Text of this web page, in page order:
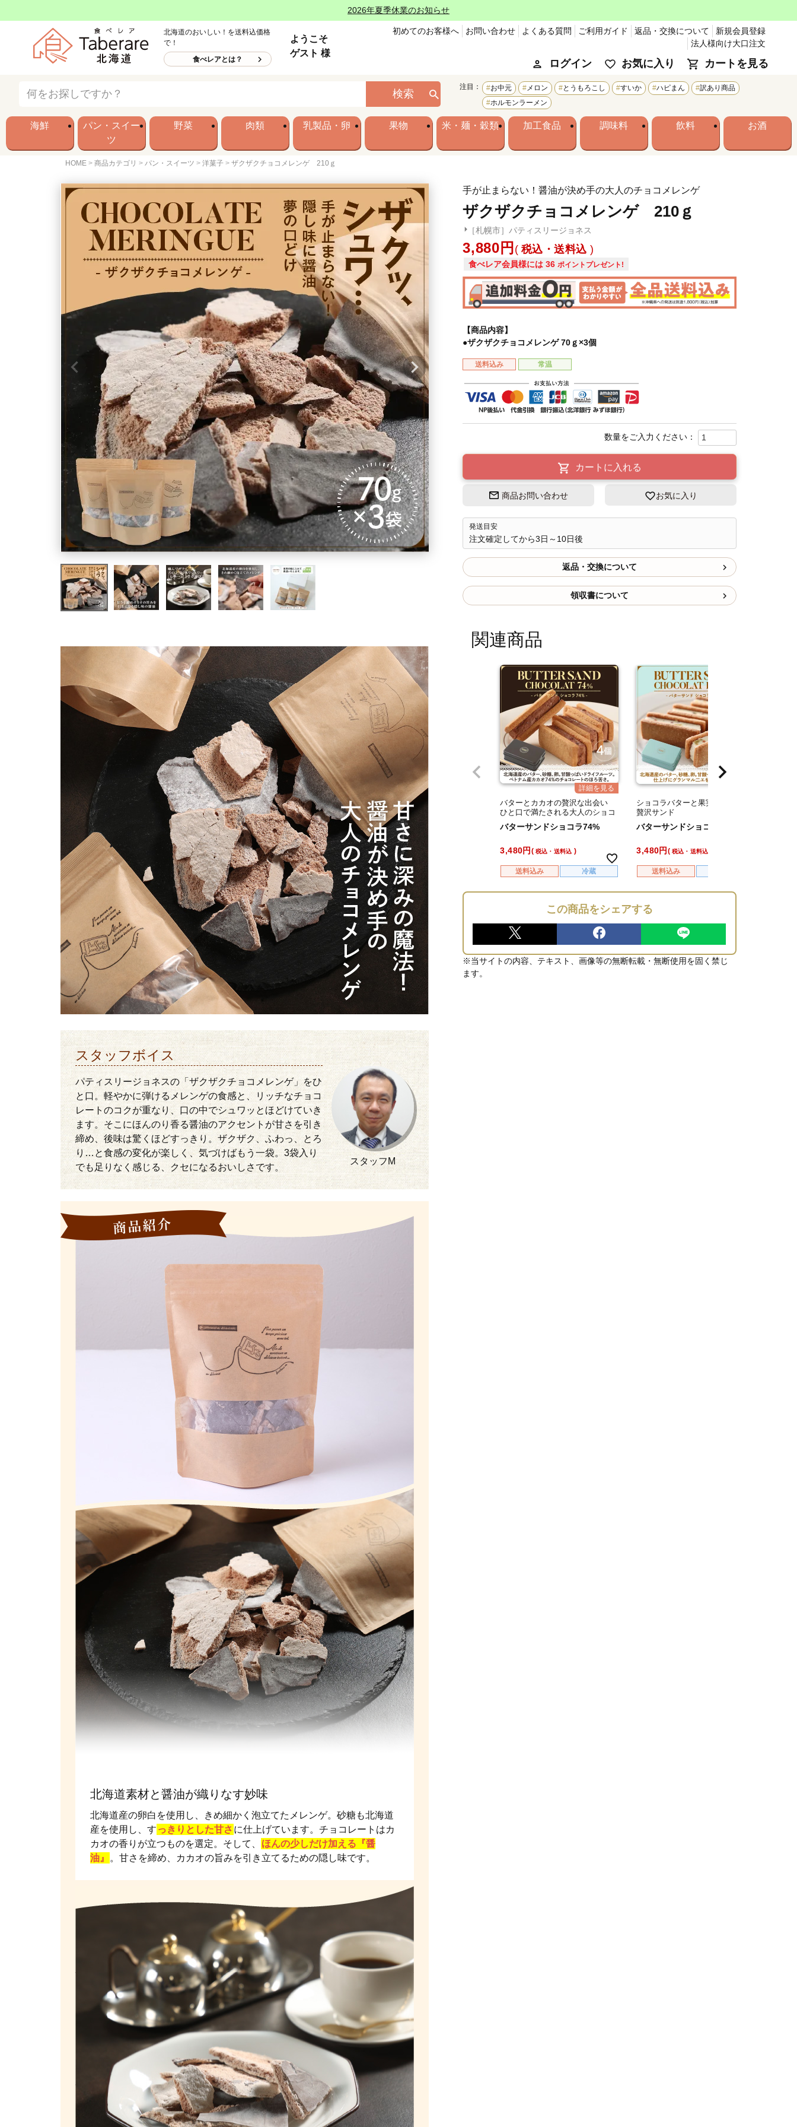
2026年夏季休業のお知らせ
北海道のおいしい！を送料込価格
で！
食べレアとは？
ようこそ
ゲスト 様
初めてのお客様へ お問い合わせ よくある質問 ご利用ガイド 返品・交換について
新規会員登録
法人様向け大口注文
ログイン お気に入り カートを見る
検索
注目： お中元 メロン とうもろこし すいか ハピまん
訳あり商品
ホルモンラーメン
海鮮
パン・スイー
ツ
野菜 肉類 乳製品・卵 果物 米・麺・穀類 加工食品 調味料 飲料 お酒
HOME 商品カテゴリ パン・スイーツ 洋菓子 ザクザクチョコメレンゲ 210ｇ
手が止まらない！醤油が決め手の大人のチョコメレンゲ
ザクザクチョコメレンゲ 210ｇ
［札幌市］パティスリージョネス
3,880 税込・送料込
食べレア会員様には 36 ポイントプレゼント!
【商品内容】
●ザクザクチョコメレンゲ 70ｇ×3個
送料込み 常温
カートに入れる
商品お問い合わせ お気に入り
発送目安
注文確定してから3日～10日後
返品・交換について
領収書について
関連商品
バターとカカオの贅沢な出会い
ひと口で満たされる大人のショコ
ラ
バターサンドショコラ74%
送料込み 冷蔵
3,480 税込・送料込
ショコラバターと果実の華やかな
贅沢サンド
バターサンドショコラブラン
送料込み
3,480 税込・送料込
この商品をシェアする
※当サイトの内容、テキスト、画像等の無断転載・無断使用を固く禁じ
ます。
スタッフボイス
パティスリージョネスの「ザクザクチョコメレンゲ」をひ
と口。軽やかに弾けるメレンゲの食感と、リッチなチョコ
レートのコクが重なり、口の中でシュワッとほどけていき
ます。そこにほんのり香る醤油のアクセントが甘さを引き
締め、後味は驚くほどすっきり。ザクザク、ふわっ、とろ
り…と食感の変化が楽しく、気づけばもう一袋。3袋入り
でも足りなく感じる、クセになるおいしさです。
スタッフM
北海道素材と醤油が織りなす妙味
北海道産の卵白を使用し、きめ細かく泡立てたメレンゲ。砂糖も北海道
産を使用し、す っきりとした甘さ に仕上げています。チョコレートはカ
カオの香りが立つものを選定。そして、
ほんの少しだけ加える『醤
油』
。甘さを締め、カカオの旨みを引き立てるための隠し味です。